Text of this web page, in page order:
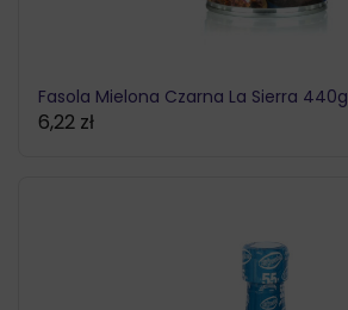
Fasola Mielona Czarna La Sierra 440g
6,22 zł